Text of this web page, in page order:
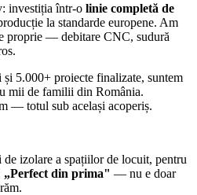
investiția într-o linie completă de
la standarde europene. Am
proprie — debitare CNC, sudură
și 5.000+ proiecte finalizate, suntem
mii de familii din România.
— totul sub același acoperiș.
de izolare a spațiilor de locuit, pentru
„Perfect din prima" — nu e doar